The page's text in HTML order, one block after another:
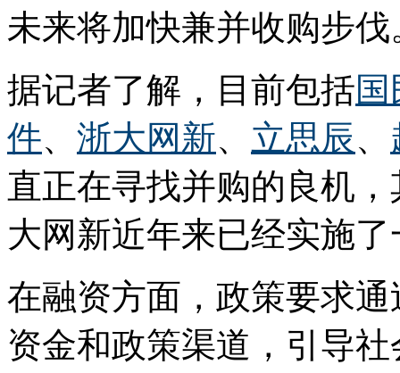
未来将加快兼并收购步伐
据记者了解，目前包括
件、 浙大网新、 立思辰、
直正在寻找并购的良机
大网新近年来已经实施
在融资方面，政策要求
资金和政策渠道，引导